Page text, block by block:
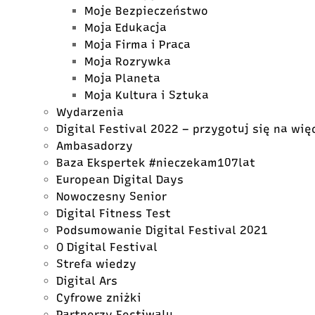
Moje Bezpieczeństwo
Moja Edukacja
Moja Firma i Praca
Moja Rozrywka
Moja Planeta
Moja Kultura i Sztuka
Wydarzenia
Digital Festival 2022 – przygotuj się na
Ambasadorzy
Baza Ekspertek #nieczekam107lat
European Digital Days
Nowoczesny Senior
Digital Fitness Test
Podsumowanie Digital Festival 2021
O Digital Festival
Strefa wiedzy
Digital Ars
Cyfrowe zniżki